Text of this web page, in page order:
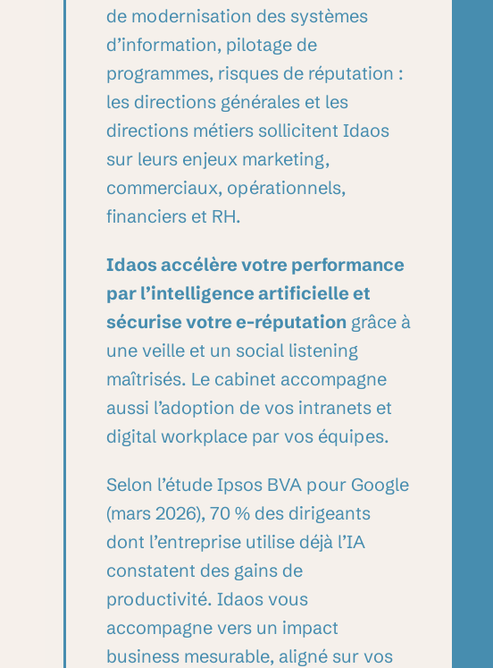
de modernisation des systèmes
d’information, pilotage de
programmes, risques de réputation :
les directions générales et les
directions métiers sollicitent Idaos
sur leurs enjeux marketing,
commerciaux, opérationnels,
financiers et RH.
Idaos accélère votre performance
par l’intelligence artificielle et
sécurise votre e-réputation grâce à
une veille et un social listening
maîtrisés. Le cabinet accompagne
aussi l’adoption de vos intranets et
digital workplace par vos équipes.
Selon l’étude Ipsos BVA pour Google
(mars 2026), 70 % des dirigeants
dont l’entreprise utilise déjà l’IA
constatent des gains de
productivité. Idaos vous
accompagne vers un impact
business mesurable, aligné sur vos